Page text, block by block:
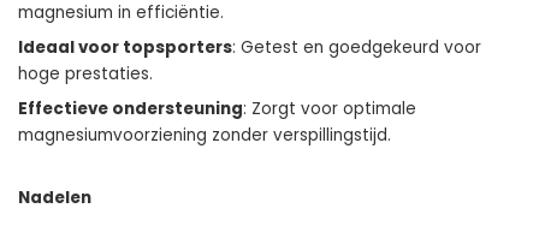
magnesium in efficiëntie.
Ideaal voor topsporters: Getest en goedgekeurd voor
hoge prestaties.
Effectieve ondersteuning: Zorgt voor optimale
magnesiumvoorziening zonder verspillingstijd.
Nadelen